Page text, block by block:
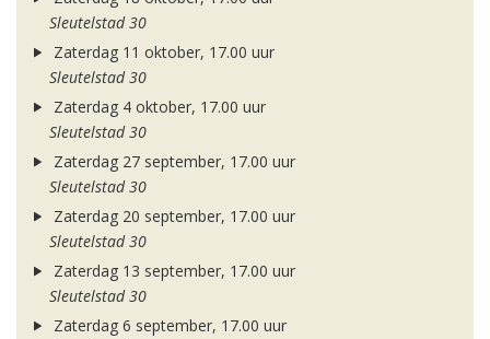
Sleutelstad 30
Zaterdag 11 oktober, 17.00 uur
Sleutelstad 30
Zaterdag 4 oktober, 17.00 uur
Sleutelstad 30
Zaterdag 27 september, 17.00 uur
Sleutelstad 30
Zaterdag 20 september, 17.00 uur
Sleutelstad 30
Zaterdag 13 september, 17.00 uur
Sleutelstad 30
Zaterdag 6 september, 17.00 uur